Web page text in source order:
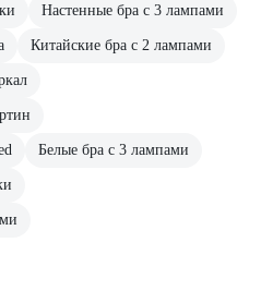
Настенные бра с 3 лампами
Китайские бра с 2 лампами
Белые бра с 3 лампами